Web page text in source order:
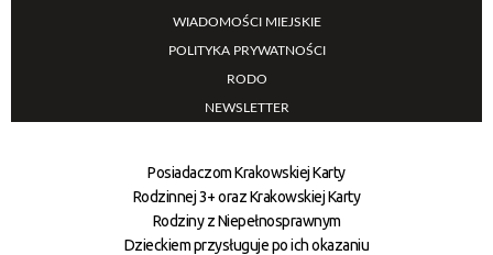
WIADOMOŚCI MIEJSKIE
POLITYKA PRYWATNOŚCI
RODO
NEWSLETTER
Posiadaczom Krakowskiej Karty
Rodzinnej 3+ oraz Krakowskiej Karty
Rodziny z Niepełnosprawnym
Dzieckiem przysługuje po ich okazaniu